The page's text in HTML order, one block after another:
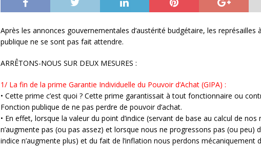
Après les annonces gouvernementales d’austérité budgétaire, les représailles
publique ne se sont pas fait attendre.
ARRÊTONS-NOUS SUR DEUX MESURES :
1/ La fin de la prime Garantie Individuelle du Pouvoir d’Achat (GIPA) :
• Cette prime c’est quoi ? Cette prime garantissait à tout fonctionnaire ou
Fonction publique de ne pas perdre de pouvoir d’achat.
• En effet, lorsque la valeur du point d’indice (servant de base au calcul de
n’augmente pas (ou pas assez) et lorsque nous ne progressons pas (ou peu)
indice n’augmente plus) et du fait de l’inflation nous perdons mécaniquement